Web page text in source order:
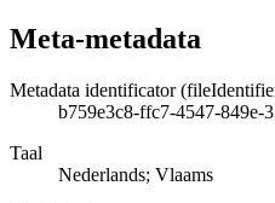
Meta-metadata
Metadata identificator
b759e3c8-ffc7-4547-849e-
Taal
Nederlands; Vlaams